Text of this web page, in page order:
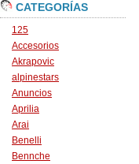
CATEGORÍAS
125
Accesorios
Akrapovic
alpinestars
Anuncios
Aprilia
Arai
Benelli
Bennche